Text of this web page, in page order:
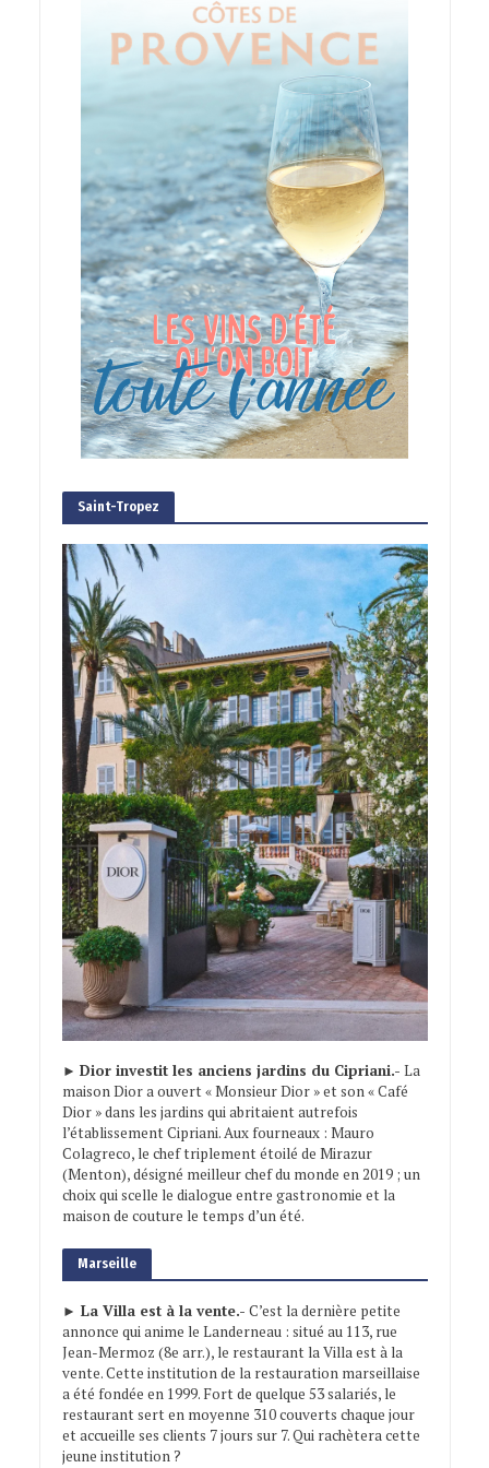
Saint-Tropez
► Dior investit les anciens jardins du Cipriani.- La
maison Dior a ouvert « Monsieur Dior » et son « Café
Dior » dans les jardins qui abritaient autrefois
l’établissement Cipriani. Aux fourneaux : Mauro
Colagreco, le chef triplement étoilé de Mirazur
(Menton), désigné meilleur chef du monde en 2019 ; un
choix qui scelle le dialogue entre gastronomie et la
maison de couture le temps d’un été.
Marseille
► La Villa est à la vente.- C’est la dernière petite
annonce qui anime le Landerneau : situé au 113, rue
Jean-Mermoz (8e arr.), le restaurant la Villa est à la
vente. Cette institution de la restauration marseillaise
a été fondée en 1999. Fort de quelque 53 salariés, le
restaurant sert en moyenne 310 couverts chaque jour
et accueille ses clients 7 jours sur 7. Qui rachètera cette
jeune institution ?